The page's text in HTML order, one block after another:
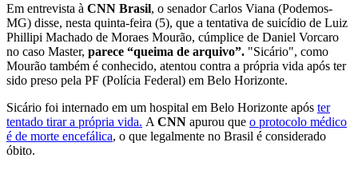
Em entrevista à CNN Brasil, o senador Carlos Viana (Podemos-
MG) disse, nesta quinta-feira (5), que a tentativa de suicídio de Luiz
Phillipi Machado de Moraes Mourão, cúmplice de Daniel Vorcaro
no caso Master, parece “queima de arquivo”. "Sicário", como
Mourão também é conhecido, atentou contra a própria vida após ter
sido preso pela PF (Polícia Federal) em Belo Horizonte.
Sicário foi internado em um hospital em Belo Horizonte após ter
tentado tirar a própria vida. A CNN apurou que o protocolo médico
é de morte encefálica, o que legalmente no Brasil é considerado
óbito.